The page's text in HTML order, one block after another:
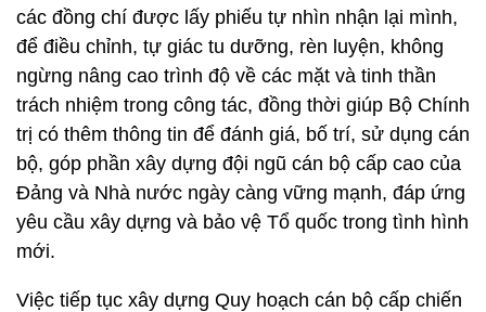
các đồng chí được lấy phiếu tự nhìn nhận lại mình,
để điều chỉnh, tự giác tu dưỡng, rèn luyện, không
ngừng nâng cao trình độ về các mặt và tinh thần
trách nhiệm trong công tác, đồng thời giúp Bộ Chính
trị có thêm thông tin để đánh giá, bố trí, sử dụng cán
bộ, góp phần xây dựng đội ngũ cán bộ cấp cao của
Đảng và Nhà nước ngày càng vững mạnh, đáp ứng
yêu cầu xây dựng và bảo vệ Tổ quốc trong tình hình
mới.
Việc tiếp tục xây dựng Quy hoạch cán bộ cấp chiến